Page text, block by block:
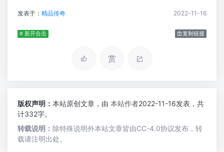
发表于： 精品传奇 2022-11-16
# 新开合击 复制链接
赏
版权声明： 本站原创文章，由 本站作者2022-11-16发表，共
计332字。
转载说明： 除特殊说明外本站文章皆由CC-4.0协议发布，转
载请注明出处。